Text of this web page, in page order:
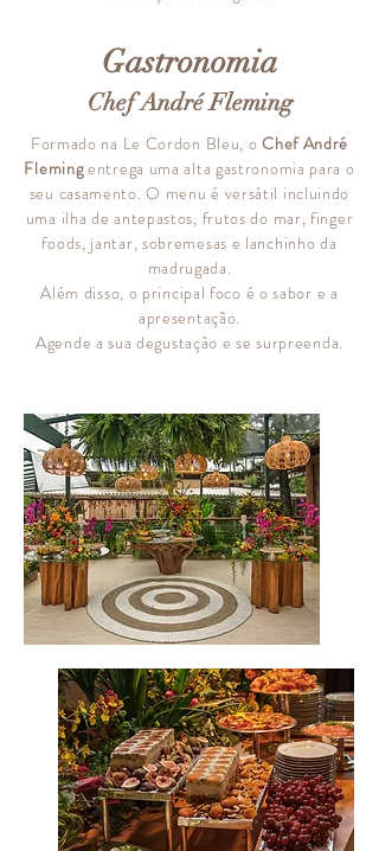
Gastronomia
Chef André Fleming
Formado na Le Cordon Bleu, oChef André
Flemingentrega uma alta gastronomia para o
seu casamento. O menu é versátil incluindo
uma ilha de antepastos, frutos do mar, finger
foods, jantar, sobremesas e lanchinho da
madrugada.
Além disso, o principal foco é o sabor e a
apresentação.
Agende a sua degustação e se surpreenda.